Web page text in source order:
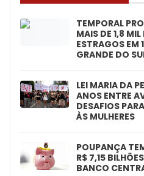
TEMPORAL
MAIS DE 1,8
ESTRAGOS EM
GRANDE DO
LEI MARIA DA
ANOS ENTRE
DESAFIOS
ÀS MULHERES
POUPANÇA
R$ 7,15
BANCO